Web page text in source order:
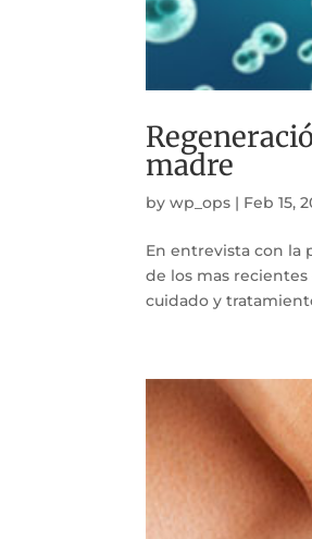
madre
bywp_ops | Feb 15,
En entrevista con la
de los mas
cuidado y